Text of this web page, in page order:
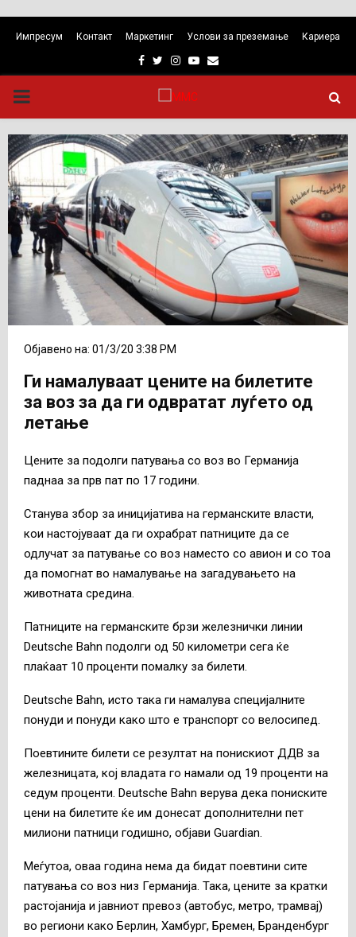
Импресум Контакт Маркетинг Услови за преземање Кариера
Facebook
TwitterInstagram
Youtube
Email
PRIMARY
MENU
Објавено на: 01/3/20 3:38 PM
Ги намалуваат цените на билетите
за воз за да ги одвратат луѓето од
летање
Цените за подолги патувања со воз во Германија
паднаа за прв пат по 17 години.
Станува збор за иницијатива на германските власти,
кои настојуваат да ги охрабрат патниците да се
одлучат за патувањe со воз наместо со авион и со тоа
да помогнат во намалување на загадувањето на
животната средина.
Патниците на германските брзи железнички линии
Deutsche Bahn подолги од 50 километри сега ќе
плаќаат 10 проценти помалку за билети.
Deutsche Bahn, исто така ги намалува специјалните
понуди и понуди како што е транспорт со велосипед.
Поевтините билети се резултат на понискиот ДДВ за
железницата, кој владата го намали од 19 проценти на
седум проценти. Deutsche Bahn верува дека пониските
цени на билетите ќе им донесат дополнителни пет
милиони патници годишно, објави Guardian.
Меѓутоа, оваа година нема да бидат поевтини сите
патувања со воз низ Германија. Така, цените за кратки
растојанија и јавниот превоз (автобус, метро, трамвај)
во региони како Берлин, Хамбург, Бремен, Бранденбург